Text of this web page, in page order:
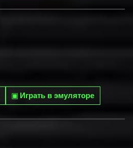
▣ Играть в эмуляторе